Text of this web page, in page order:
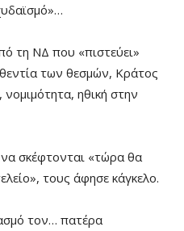
τη ΝΔ που «πιστεύει»
των θεσμών, Κράτος
νομιμότητα, ηθική στην
να σκέφτονται «τώρα θα
τους άφησε κάγκελο.
τον… πατέρα